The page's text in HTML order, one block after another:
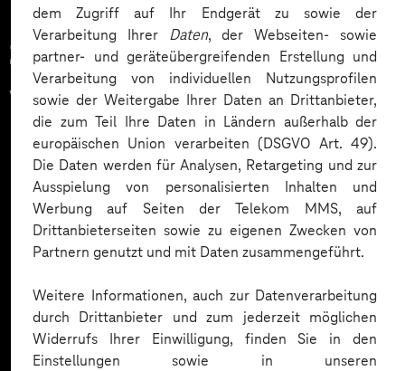
dem Zugriff auf Ihr Endgerät zu sowie der
Verarbeitung Ihrer Daten, der Webseiten- sowie
partner- und geräteübergreifenden Erstellung und
Verarbeitung von individuellen Nutzungsprofilen
sowie der Weitergabe Ihrer Daten an Drittanbieter,
die zum Teil Ihre Daten in Ländern außerhalb der
europäischen Union verarbeiten (DSGVO Art. 49).
Die Daten werden für Analysen, Retargeting und zur
Ausspielung von personalisierten Inhalten und
Werbung auf Seiten der Telekom MMS, auf
Drittanbieterseiten sowie zu eigenen Zwecken von
Partnern genutzt und mit Daten zusammengeführt.
Weitere Informationen, auch zur Datenverarbeitung
durch Drittanbieter und zum jederzeit möglichen
Widerrufs Ihrer Einwilligung, finden Sie in den
Einstellungen sowie in unseren
Zahlreiche Unternehmen
vertrauen auf unsere
Expertise. Hier eine Auswahl: